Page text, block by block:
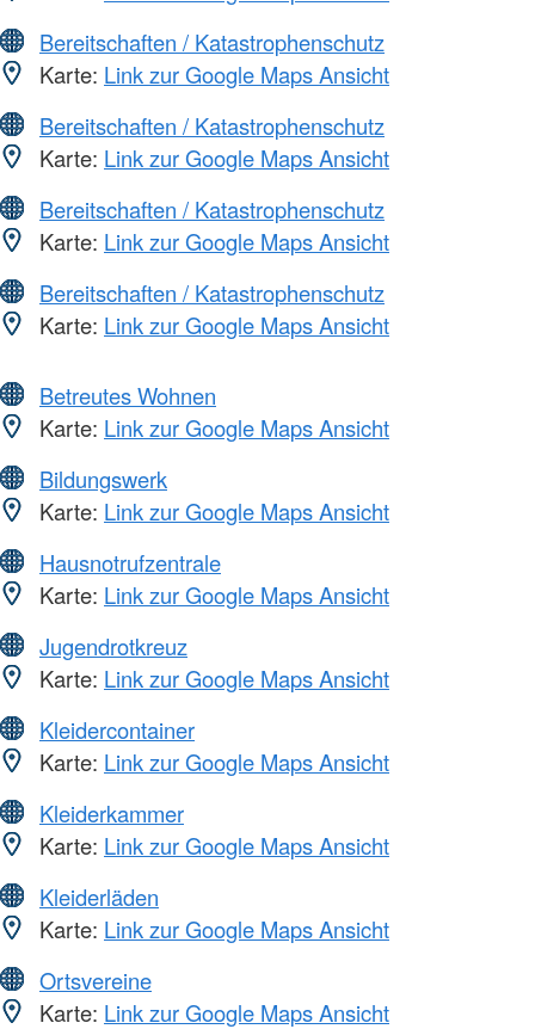
Bereitschaften / Katastrophenschutz
Karte: Link zur Google Maps Ansicht
Bereitschaften / Katastrophenschutz
Karte: Link zur Google Maps Ansicht
Bereitschaften / Katastrophenschutz
Karte: Link zur Google Maps Ansicht
Bereitschaften / Katastrophenschutz
Karte: Link zur Google Maps Ansicht
Betreutes Wohnen
Karte: Link zur Google Maps Ansicht
Bildungswerk
Karte: Link zur Google Maps Ansicht
Hausnotrufzentrale
Karte: Link zur Google Maps Ansicht
Jugendrotkreuz
Karte: Link zur Google Maps Ansicht
Kleidercontainer
Karte: Link zur Google Maps Ansicht
Kleiderkammer
Karte: Link zur Google Maps Ansicht
Kleiderläden
Karte: Link zur Google Maps Ansicht
Ortsvereine
Karte: Link zur Google Maps Ansicht